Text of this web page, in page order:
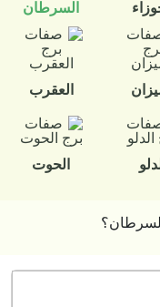
السرطان
العقرب
الحوت